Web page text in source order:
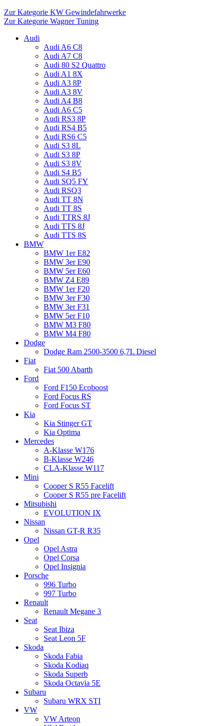
Zur Kategorie KW Gewindefahrwerke
Zur Kategorie Wagner Tuning
Audi
Audi A6 C8
Audi A7 C8
Audi 80 S2 Quattro
Audi A1 8X
Audi A3 8P
Audi A3 8V
Audi A4 B8
Audi A6 C5
Audi RS3 8P
Audi RS4 B5
Audi RS6 C5
Audi S3 8L
Audi S3 8P
Audi S3 8V
Audi S4 B5
Audi SQ5 FY
Audi RSQ3
Audi TT 8N
Audi TT 8S
Audi TTRS 8J
Audi TTS 8J
Audi TTS 8S
BMW
BMW 1er E82
BMW 3er E90
BMW 5er E60
BMW Z4 E89
BMW 1er F20
BMW 3er F30
BMW 3er F31
BMW 5er F10
BMW M3 F80
BMW M4 F80
Dodge
Dodge Ram 2500-3500 6,7L Diesel
Fiat
Fiat 500 Abarth
Ford
Ford F150 Ecoboost
Ford Focus RS
Ford Focus ST
Kia
Kia Stinger GT
Kia Optima
Mercedes
A-Klasse W176
B-Klasse W246
CLA-Klasse W117
Mini
Cooper S R55 Facelift
Cooper S R55 pre Facelift
Mitsubishi
EVOLUTION IX
Nissan
Nissan GT-R R35
Opel
Opel Astra
Opel Corsa
Opel Insignia
Porsche
996 Turbo
997 Turbo
Renault
Renault Megane 3
Seat
Seat Ibiza
Seat Leon 5F
Skoda
Skoda Fabia
Skoda Kodiaq
Skoda Superb
Skoda Octavia 5E
Subaru
Subaru WRX STI
VW
VW Arteon